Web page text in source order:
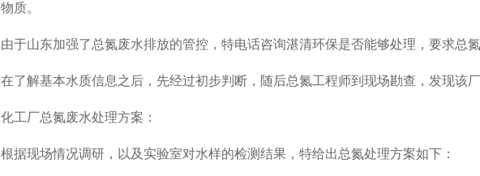
物质。
由于山东加强了总氮废水排放的管控，特电话咨询湛清环保是否能够处理，要求总
在了解基本水质信息之后，先经过初步判断，随后总氮工程师到现场勘查，发现该
化工厂总氮废水处理方案：
根据现场情况调研，以及实验室对水样的检测结果，特给出总氮处理方案如下：